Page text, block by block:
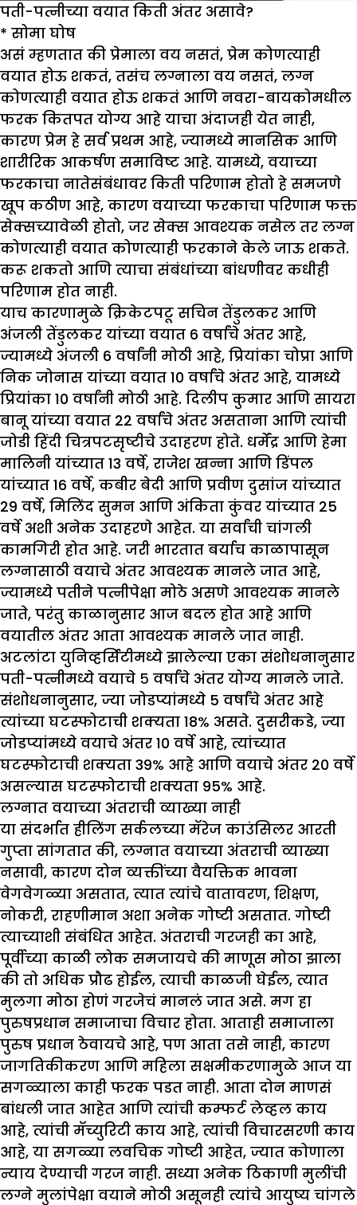
पती-पत्नीच्या वयात किती अंतर असावे?
* सोमा घोष
असं म्हणतात की प्रेमाला वय नसतं, प्रेम कोणत्याही
वयात होऊ शकतं, तसंच लग्नाला वय नसतं, लग्न
कोणत्याही वयात होऊ शकतं आणि नवरा-बायकोमधील
फरक कितपत योग्य आहे याचा अंदाजही येत नाही,
कारण प्रेम हे सर्व प्रथम आहे, ज्यामध्ये मानसिक आणि
शारीरिक आकर्षण समाविष्ट आहे. यामध्ये, वयाच्या
फरकाचा नातेसंबंधावर किती परिणाम होतो हे समजणे
खूप कठीण आहे, कारण वयाच्या फरकाचा परिणाम फक्त
सेक्सच्यावेळी होतो, जर सेक्स आवश्यक नसेल तर लग्न
कोणत्याही वयात कोणत्याही फरकाने केले जाऊ शकते.
करू शकतो आणि त्याचा संबंधांच्या बांधणीवर कधीही
परिणाम होत नाही.
याच कारणामुळे क्रिकेटपटू सचिन तेंडुलकर आणि
अंजली तेंडुलकर यांच्या वयात 6 वर्षांचे अंतर आहे,
ज्यामध्ये अंजली 6 वर्षांनी मोठी आहे, प्रियांका चोप्रा आणि
निक जोनास यांच्या वयात 10 वर्षांचे अंतर आहे, यामध्ये
प्रियांका 10 वर्षांनी मोठी आहे. दिलीप कुमार आणि सायरा
बानू यांच्या वयात 22 वर्षांचे अंतर असताना आणि त्यांची
जोडी हिंदी चित्रपटसृष्टीचे उदाहरण होते. धर्मेंद्र आणि हेमा
मालिनी यांच्यात 13 वर्षे, राजेश खन्ना आणि डिंपल
यांच्यात 16 वर्षे, कबीर बेदी आणि प्रवीण दुसांज यांच्यात
29 वर्षे, मिलिंद सुमन आणि अंकिता कुंवर यांच्यात 25
वर्षे अशी अनेक उदाहरणे आहेत. या सर्वांची चांगली
कामगिरी होत आहे. जरी भारतात बर्याच काळापासून
लग्नासाठी वयाचे अंतर आवश्यक मानले जात आहे,
ज्यामध्ये पतीने पत्नीपेक्षा मोठे असणे आवश्यक मानले
जाते, परंतु काळानुसार आज बदल होत आहे आणि
वयातील अंतर आता आवश्यक मानले जात नाही.
अटलांटा युनिव्हर्सिटीमध्ये झालेल्या एका संशोधनानुसार
पती-पत्नीमध्ये वयाचे ५ वर्षांचे अंतर योग्य मानले जाते.
संशोधनानुसार, ज्या जोडप्यांमध्ये 5 वर्षांचे अंतर आहे
त्यांच्या घटस्फोटाची शक्यता 18% असते. दुसरीकडे, ज्या
जोडप्यांमध्ये वयाचे अंतर 10 वर्षे आहे, त्यांच्यात
घटस्फोटाची शक्यता 39% आहे आणि वयाचे अंतर 20 वर्षे
असल्यास घटस्फोटाची शक्यता 95% आहे.
लग्नात वयाच्या अंतराची व्याख्या नाही
या संदर्भात हीलिंग सर्कलच्या मॅरेज काउंसिलर आरती
गुप्ता सांगतात की, लग्नात वयाच्या अंतराची व्याख्या
नसावी, कारण दोन व्यक्तींच्या वैयक्तिक भावना
वेगवेगळ्या असतात, त्यात त्यांचे वातावरण, शिक्षण,
नोकरी, राहणीमान अशा अनेक गोष्टी असतात. गोष्टी
त्याच्याशी संबंधित आहेत. अंतराची गरजही का आहे,
पूर्वीच्या काळी लोक समजायचे की माणूस मोठा झाला
की तो अधिक प्रौढ होईल, त्याची काळजी घेईल, त्यात
मुलगा मोठा होणं गरजेचं मानलं जात असे. मग हा
पुरुषप्रधान समाजाचा विचार होता. आताही समाजाला
पुरुष प्रधान ठेवायचे आहे, पण आता तसे नाही, कारण
जागतिकीकरण आणि महिला सक्षमीकरणामुळे आज या
सगळ्याला काही फरक पडत नाही. आता दोन माणसं
बांधली जात आहेत आणि त्यांची कम्फर्ट लेव्हल काय
आहे, त्यांची मॅच्युरिटी काय आहे, त्यांची विचारसरणी काय
आहे, या सगळ्या लवचिक गोष्टी आहेत, ज्यात कोणाला
न्याय देण्याची गरज नाही. सध्या अनेक ठिकाणी मुलींची
लग्ने मुलांपेक्षा वयाने मोठी असूनही त्यांचे आयुष्य चांगले